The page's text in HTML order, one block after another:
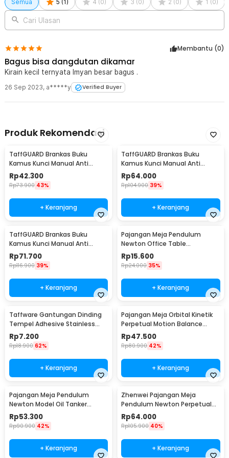
Kelengkapan Produk
Rincian yang Anda dapatkan untuk pembelian produk ini:
D018
Semua 5 (1 ) 4 (0) 3 (0) 2 (0) 1 (0)
Cari Ulasan
Membantu (0)
Bagus bisa dangdutan dikamar
Kirain kecil ternyata lmyan besar bagus .
26 Sep 2023, a*****y Verified Buyer
Produk Rekomendasi
TaffGUARD Brankas Buku
Kamus Kunci Manual Anti
Maling Hidden Safe Box Kecil -
KB-10L
Rp42.300
Rp73.900 43%
+ Keranjang
TaffGUARD Brankas Buku
Kamus Kunci Manual Anti
Maling Hidden Safe Box Sedang
- KB-10L
Rp64.000
Rp104.900 39%
+ Keranjang
TaffGUARD Brankas Buku
Kamus Kunci Manual Anti
Maling Hidden Safe Box Besar -
KB-10L
Rp71.700
Rp116.900 39%
+ Keranjang
Pajangan Meja Pendulum
Newton Office Table
Decoration 5 Ball S - H50S
Rp15.600
Rp24.000 35%
+ Keranjang
Taffware Gantungan Dinding
Tempel Adhesive Stainless
Steel 6 PCS - ST40
Rp7.200
Rp18.900 62%
+ Keranjang
Pajangan Meja Orbital Kinetik
Perpetual Motion Balance
Physics - NR31TX
Rp47.500
Rp80.900 42%
+ Keranjang
Pajangan Meja Pendulum
Newton Model Oil Tanker
Perpetual Debate - B101
Rp53.300
Rp90.900 42%
+ Keranjang
Zhenwei Pajangan Meja
Pendulum Newton Perpetual
Model Ferris Wheel - ZPW
Rp64.000
Rp105.900 40%
+ Keranjang